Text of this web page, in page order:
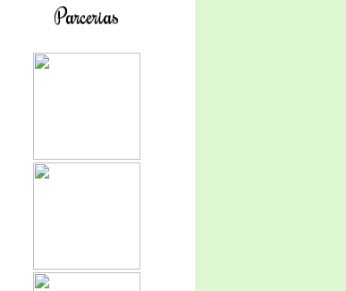
Parcerias